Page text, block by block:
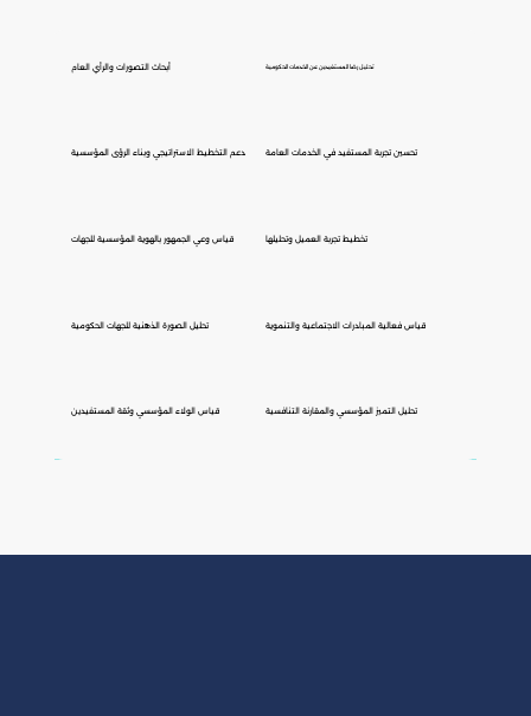
أبحاث التصورات والرأي العام تحليل رضا المستفيدين عن الخدمات الحكومية
دعم التخطيط الاستراتيجي وبناء الرؤى المؤسسية تحسين تجربة المستفيد في الخدمات العامة
قياس وعي الجمهور بالهوية المؤسسية للجهات تخطيط تجربة العميل وتحليلها
تحليل الصورة الذهنية للجهات الحكومية قياس فعالية المبادرات الاجتماعية والتنموية
قياس الولاء المؤسسي وثقة المستفيدين تحليل التميز المؤسسي والمقارنة التنافسية